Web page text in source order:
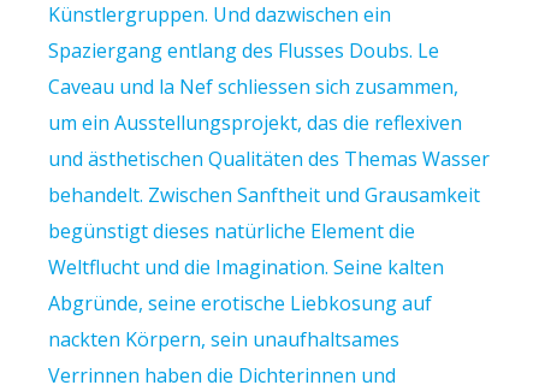
Künstlergruppen. Und dazwischen ein
Spaziergang entlang des Flusses Doubs. Le
Caveau und la Nef schliessen sich zusammen,
um ein Ausstellungsprojekt, das die reflexiven
und ästhetischen Qualitäten des Themas Wasser
behandelt. Zwischen Sanftheit und Grausamkeit
begünstigt dieses natürliche Element die
Weltflucht und die Imagination. Seine kalten
Abgründe, seine erotische Liebkosung auf
nackten Körpern, sein unaufhaltsames
Verrinnen haben die Dichterinnen und